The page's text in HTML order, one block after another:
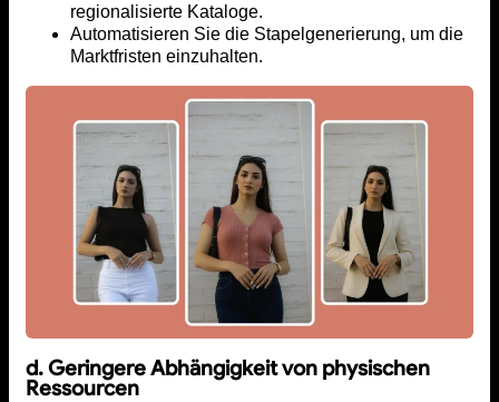
regionalisierte Kataloge.
Automatisieren Sie die Stapelgenerierung, um die
Marktfristen einzuhalten.
d. Geringere Abhängigkeit von physischen
Ressourcen